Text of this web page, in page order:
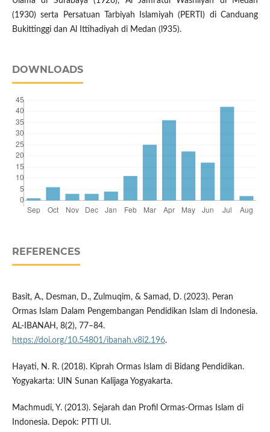
(1930) serta Persatuan Tarbiyah Islamiyah (PERTI) di Canduang
Bukittinggi dan Al Ittihadiyah di Medan (l935).
DOWNLOADS
REFERENCES
Basit, A., Desman, D., Zulmuqim, & Samad, D. (2023). Peran
Ormas Islam Dalam Pengembangan Pendidikan Islam di Indonesia.
AL-IBANAH, 8(2), 77–84.
https://doi.org/10.54801/ibanah.v8i2.196.
Hayati, N. R. (2018). Kiprah Ormas Islam di Bidang Pendidikan.
Yogyakarta: UIN Sunan Kalijaga Yogyakarta.
Machmudi, Y. (2013). Sejarah dan Profil Ormas-Ormas Islam di
Indonesia. Depok: PTTI UI.